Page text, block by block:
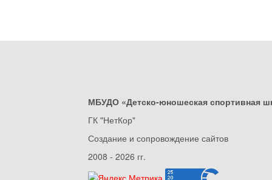
МБУДО «Детско-юношеская спортивная
ГК "НетКор"
Создание и сопровождение сайтов
2008 - 2026 гг.